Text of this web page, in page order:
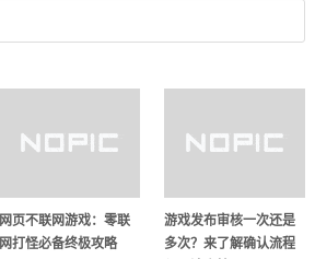
网页不联网游戏：零联
网打怪必备终极攻略
游戏发布审核一次还是
多次？来了解确认流程